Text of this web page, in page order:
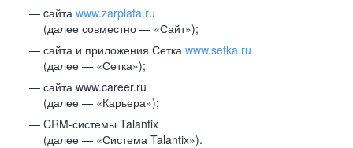
cайта www.zarplata.ru
(далее совместно — «Сайт»);
сайта и приложения Сетка www.setka.ru
(далее — «Сетка»);
сайта www.career.ru
(далее — «Карьера»);
CRM-системы Talantix
(далее — «Система Talantix»).